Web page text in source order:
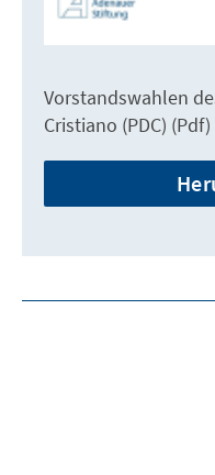
Vorstandswahlen
Cristiano (PDC) (Pdf)